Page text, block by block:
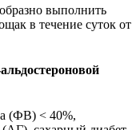
выполнить
в течение суток от
(ФВ) < 40%,